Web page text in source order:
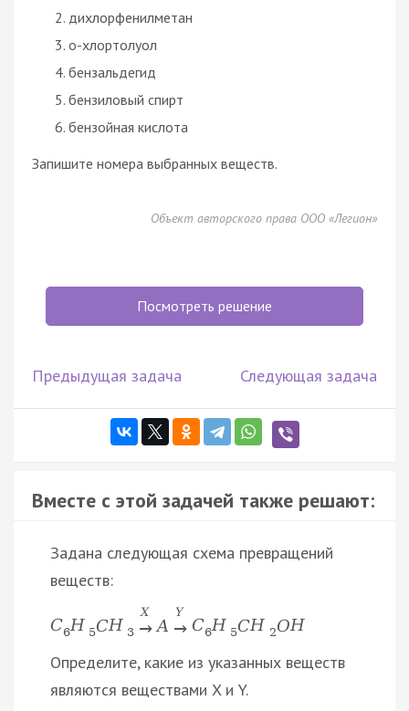
дихлорфенилметан
o-хлортолуол
бензальдегид
бензиловый спирт
бензойная кислота
Запишите номера выбранных веществ.
Объект авторского права ООО «Легион»
Посмотреть решение
Предыдущая задача Следующая задача
Вместе с этой задачей также решают:
Задана следующая схема превращений
веществ:
C6H 5CH 3
X
→ A
Y
→ C6H 5CH 2OH
Определите, какие из указанных веществ
являются веществами X и Y.